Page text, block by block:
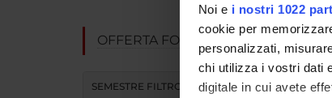
Noi e i nostri 1022
cookie per
personalizzati,
chi utilizza i vostri dati
digitale in cui avete
OFFERTA FORMATIVA
SEMESTRE FILTRO